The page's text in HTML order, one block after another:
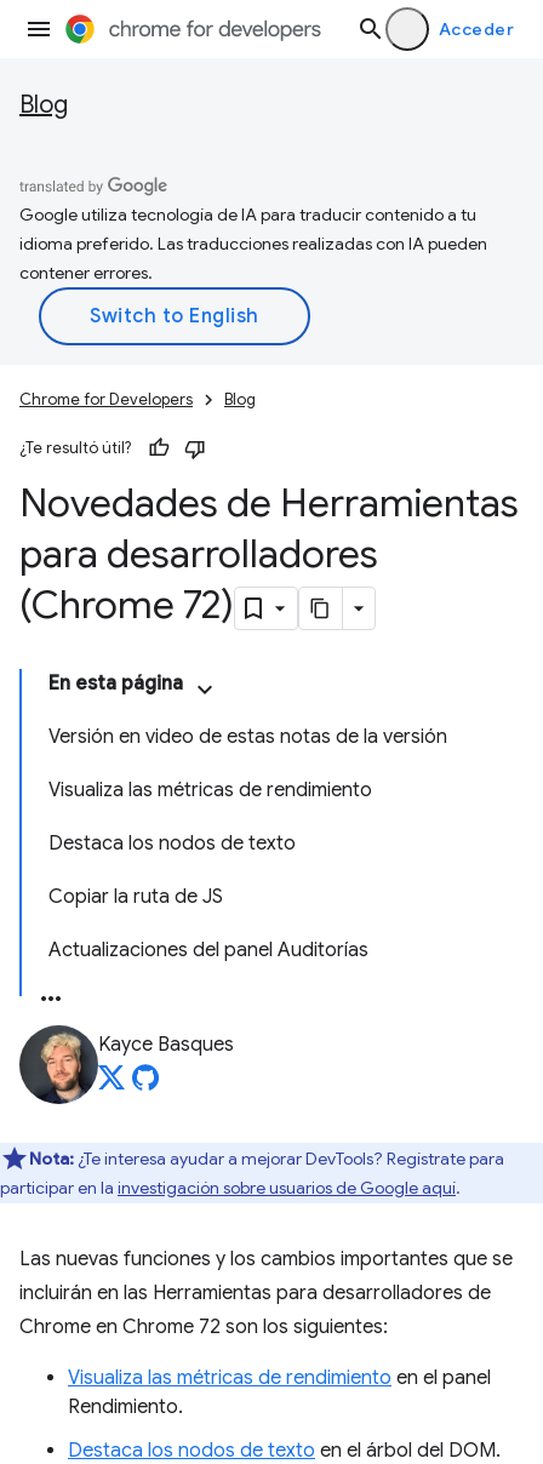
Acceder
Blog
Google utiliza tecnología de IA para traducir contenido a tu
idioma preferido. Las traducciones realizadas con IA pueden
contener errores.
Chrome for Developers Blog
¿Te resultó útil?
Novedades de Herramientas
para desarrolladores
(Chrome 72)
En esta página
Versión en video de estas notas de la versión
Visualiza las métricas de rendimiento
Destaca los nodos de texto
Copiar la ruta de JS
Actualizaciones del panel Auditorías
Kayce Basques
Nota: ¿Te interesa ayudar a mejorar DevTools? Regístrate para
participar en la investigación sobre usuarios de Google aquí.
Las nuevas funciones y los cambios importantes que se
incluirán en las Herramientas para desarrolladores de
Chrome en Chrome 72 son los siguientes:
Visualiza las métricas de rendimiento en el panel
Rendimiento.
Destaca los nodos de texto en el árbol del DOM.